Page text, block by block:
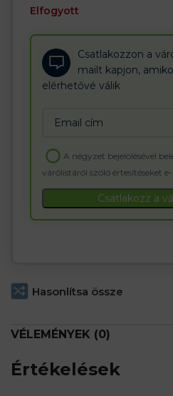
Elfogyott
Csatlakozzon a
mailt kapjon,
elérhetővé válik
A négyzet bejelölésével
várólistáról szóló értesítéseket
your
email
address
to
join
the
waitlist
Csatlakozz a
Hasonlítsa össze
VÉLEMÉNYEK (0)
Értékelések